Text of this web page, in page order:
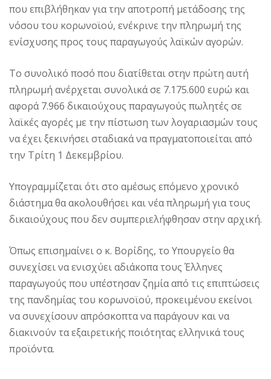
που επιβλήθηκαν για την αποτροπή μετάδοσης της
νόσου του κορωνοϊού, ενέκρινε την πληρωμή της
ενίσχυσης προς τους παραγωγούς λαϊκών αγορών.
Το συνολικό ποσό που διατίθεται στην πρώτη αυτή
πληρωμή ανέρχεται συνολικά σε 7.175.600 ευρώ και
αφορά 7.966 δικαιούχους παραγωγούς πωλητές σε
λαϊκές αγορές με την πίστωση των λογαριασμών τους
να έχει ξεκινήσει σταδιακά να πραγματοποιείται από
την Τρίτη 1 Δεκεμβρίου.
Υπογραμμίζεται ότι στο αμέσως επόμενο χρονικό
διάστημα θα ακολουθήσει και νέα πληρωμή για τους
δικαιούχους που δεν συμπεριελήφθησαν στην αρχική.
Όπως επισημαίνει ο κ. Βορίδης, το Υπουργείο θα
συνεχίσει να ενισχύει αδιάκοπα τους Έλληνες
παραγωγούς που υπέστησαν ζημία από τις επιπτώσεις
της πανδημίας του κορωνοϊού, προκειμένου εκείνοι
να συνεχίσουν απρόσκοπτα να παράγουν και να
διακινούν τα εξαιρετικής ποιότητας ελληνικά τους
προϊόντα.